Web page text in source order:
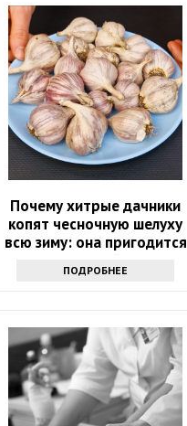
Почему хитрые дачники
копят чесночную шелуху
всю зиму: она пригодится
весной
ПОДРОБНЕЕ